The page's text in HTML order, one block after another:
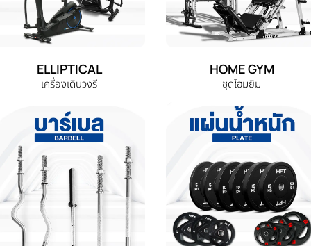
ELLIPTICAL
เครื่องเดินวงรี
HOME GYM
ชุดโฮมยิม